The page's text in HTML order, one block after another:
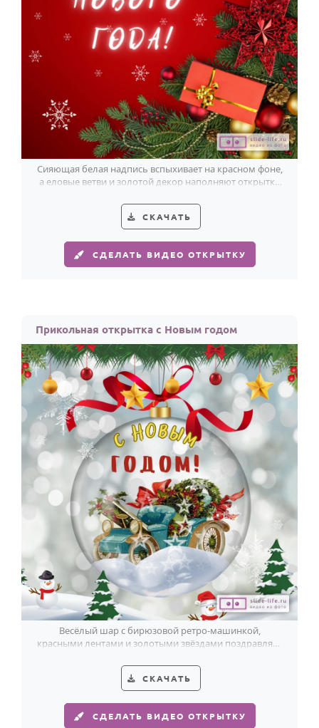
Сияющая белая надпись вспыхивает на красном фоне,
а еловые ветви и золотой декор наполняют открытку
СКАЧАТЬ
СДЕЛАТЬ ВИДЕО ОТКРЫТКУ
Прикольная открытка с Новым годом
Весёлый шар с бирюзовой ретро-машинкой,
красными лентами и золотыми звёздами поздравляет
СКАЧАТЬ
СДЕЛАТЬ ВИДЕО ОТКРЫТКУ